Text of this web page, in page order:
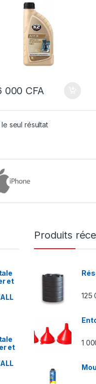
000 CFA
seul résultat
et
et
Produits
125
1